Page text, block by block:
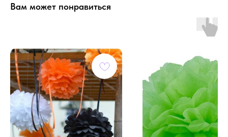
Вам может понравиться